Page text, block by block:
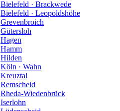
Bielefeld · Brackwede
Bielefeld · Leopoldshöhe
Grevenbroich
Gütersloh
Hagen
Hamm
Hilden
Köln · Wahn
Kreuztal
Remscheid
Rheda-Wiedenbrück
Iserlohn